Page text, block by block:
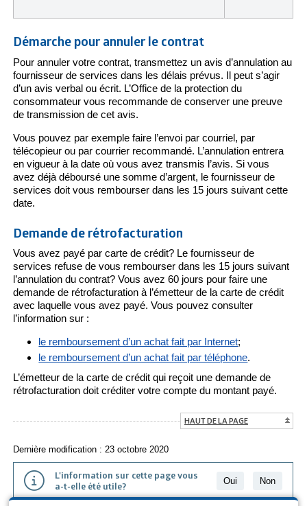
Démarche pour annuler le contrat
Pour annuler votre contrat, transmettez un avis d’annulation au
fournisseur de services dans les délais prévus. Il peut s’agir
d’un avis verbal ou écrit. L’Office de la protection du
consommateur vous recommande de conserver une preuve
de transmission de cet avis.
Vous pouvez par exemple faire l’envoi par courriel, par
télécopieur ou par courrier recommandé. L’annulation entrera
en vigueur à la date où vous avez transmis l’avis. Si vous
avez déjà déboursé une somme d’argent, le fournisseur de
services doit vous rembourser dans les 15 jours suivant cette
date.
Demande de rétrofacturation
Vous avez payé par carte de crédit? Le fournisseur de
services refuse de vous rembourser dans les 15 jours suivant
l’annulation du contrat? Vous avez 60 jours pour faire une
demande de rétrofacturation à l’émetteur de la carte de crédit
avec laquelle vous avez payé. Vous pouvez consulter
l’information sur :
le remboursement d’un achat fait par Internet;
le remboursement d’un achat fait par téléphone.
L’émetteur de la carte de crédit qui reçoit une demande de
rétrofacturation doit créditer votre compte du montant payé.
HAUT DE LA PAGE
Dernière modification : 23 octobre 2020
L'information sur cette page vous
a-t-elle été utile?
Oui Non